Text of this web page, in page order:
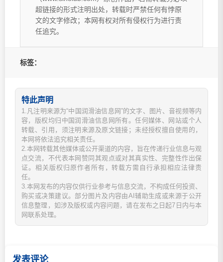
超链接的形式注明出处，转载时严禁任何有悖原
文的文字修改；本网有权对所有侵权行为进行责
任追究。
标签：
特此声明
1.凡注明来源为“中国润滑油信息网”的文字、图片、音视频等内
容，版权均归中国润滑油信息网所有。任何媒体、网站或个人
转载、引用，须注明来源及原文链接；未经授权擅自使用的，
本网将依法追究相关责任。
2.本网转载其他媒体或公开渠道的内容，旨在传递行业信息与观
点交流，不代表本网赞同其观点或对其真实性、完整性作出保
证。相关版权归原作者所有，转载方需自行承担相应法律责
任。
3.本网发布的内容仅供行业参考与信息交流，不构成任何投资、
购买或决策建议。部分图片及内容由AI辅助生成或来源于公开
信息整理，如涉及版权或内容问题，请在发布之日起7日内与本
网联系处理。
发表评论